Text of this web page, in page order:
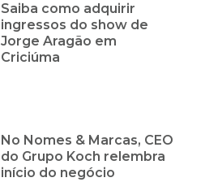
Saiba como adquirir
ingressos do show de
Jorge Aragão em
Criciúma
No Nomes & Marcas, CEO
do Grupo Koch relembra
início do negócio